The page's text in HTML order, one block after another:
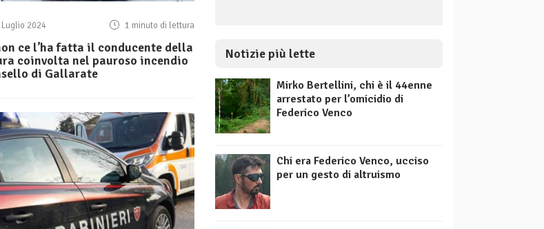
Luglio 2024 1 minuto di lettura
ce l’ha fatta il conducente della
coinvolta nel pauroso incendio
di Gallarate
Notizie più lette
Mirko Bertellini, chi è il 44enne
arrestato per l’omicidio di
Federico Venco
Chi era Federico Venco, ucciso
per un gesto di altruismo